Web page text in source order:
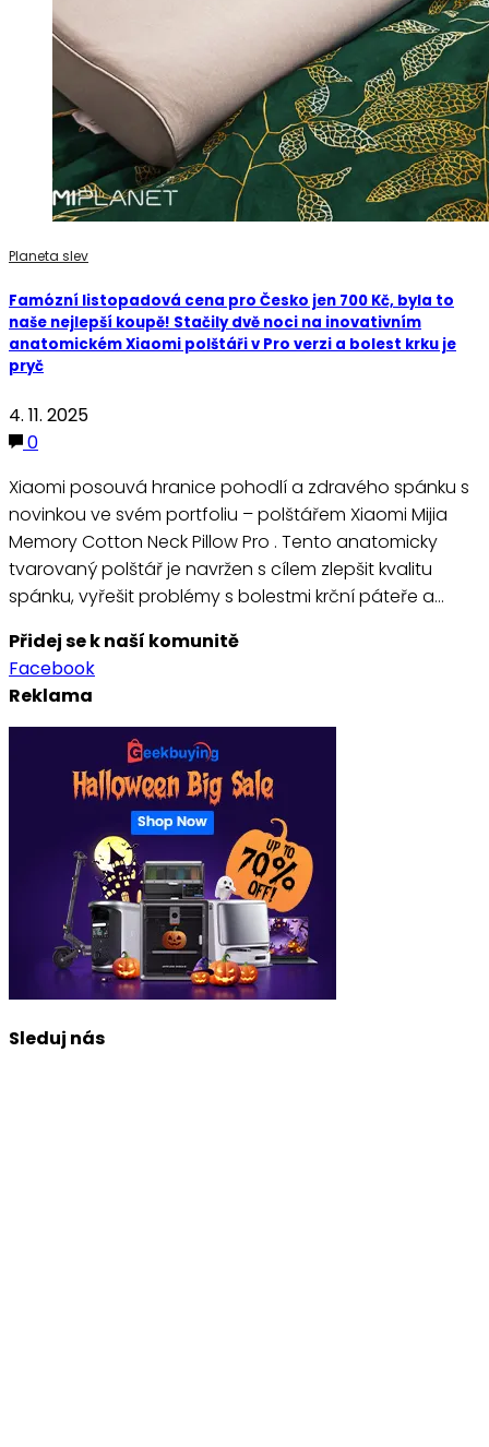
Planeta slev
Famózní listopadová cena pro Česko jen 700 Kč, byla to
naše nejlepší koupě! Stačily dvě noci na inovativním
anatomickém Xiaomi polštáři v Pro verzi a bolest krku je
pryč
4. 11. 2025
0
Xiaomi posouvá hranice pohodlí a zdravého spánku s
novinkou ve svém portfoliu – polštářem Xiaomi Mijia
Memory Cotton Neck Pillow Pro . Tento anatomicky
tvarovaný polštář je navržen s cílem zlepšit kvalitu
spánku, vyřešit problémy s bolestmi krční páteře a…
Přidej se k naší komunitě
Facebook
Reklama
Sleduj nás